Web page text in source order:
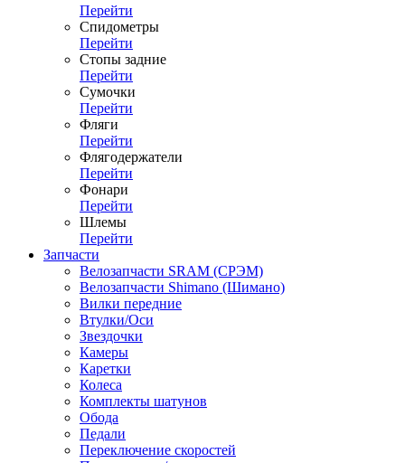
Перейти
Спидометры
Перейти
Стопы задние
Перейти
Сумочки
Перейти
Фляги
Перейти
Флягодержатели
Перейти
Фонари
Перейти
Шлемы
Перейти
Запчасти
Велозапчасти SRAM (СРЭМ)
Велозапчасти Shimano (Шимано)
Вилки передние
Втулки/Оси
Звездочки
Камеры
Каретки
Колеса
Комплекты шатунов
Обода
Педали
Переключение скоростей